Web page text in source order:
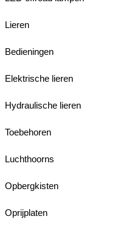
Lieren
Bedieningen
Elektrische lieren
Hydraulische lieren
Toebehoren
Luchthoorns
Opbergkisten
Oprijplaten